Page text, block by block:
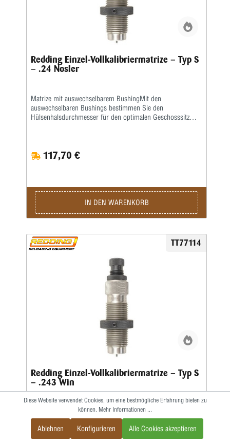
Redding Einzel-Vollkalibriermatrize – Typ S
– .24 Nosler
Matrize mit auswechselbarem BushingMit den
auswechselbaren Bushings bestimmen Sie den
Hülsenhalsdurchmesser für den optimalen Geschosssitz
Body Die- Standard-SetzmatrizeDie Bushings sind nicht im
Satz enthalten, bitte extra ordern.
117,70 €
IN DEN WARENKORB
TT77114
Redding Einzel-Vollkalibriermatrize – Typ S
– .243 Win
Matrize mit auswechselbarem BushingMit den
auswechselbaren Bushings bestimmen Sie den
Hülsenhalsdurchmesser für den optimalen Geschosssitz
selbst.Mit der Mikrometerschraube stellen Sie
Diese Website verwendet Cookies, um eine bestmögliche Erfahrung bieten zu
können. Mehr Informationen ...
Ablehnen Konfigurieren Alle Cookies akzeptieren